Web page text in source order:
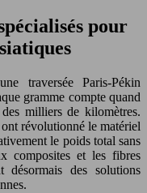
pour
traversée Paris-Pékin
gramme compte quand
milliers de kilomètres.
ont révolutionné le matériel
le poids total sans
composites et les fibres
désormais des solutions